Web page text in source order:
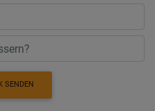
SENDEN